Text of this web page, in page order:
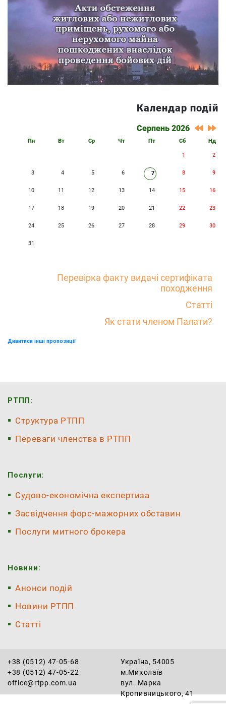
Календар подій
Серпень 2026
Пн Вт Ср Чт Пт Сб Нд
1 2
3 4 5 6 7 8 9
10 11 12 13 14 15 16
17 18 19 20 21 22 23
24 25 26 27 28 29 30
31
Перевірка факту видачі сертифіката
походження
Статті
Як стати членом Палати?
Дивитися інші пропозиції
РТПП:
Структура РТПП
Переваги членства в РТПП
Послуги:
Судово-економічна експертиза
Засвідчення форс-мажорних обставин
Послуги митного брокера
Новини:
Анонси подій
Новини РТПП
Статті
+38 (0512) 47-05-68
+38 (0512) 47-05-22
office@rtpp.com.ua
Україна, 54005
м.Миколаїв
вул. Марка
Кропивницького, 41